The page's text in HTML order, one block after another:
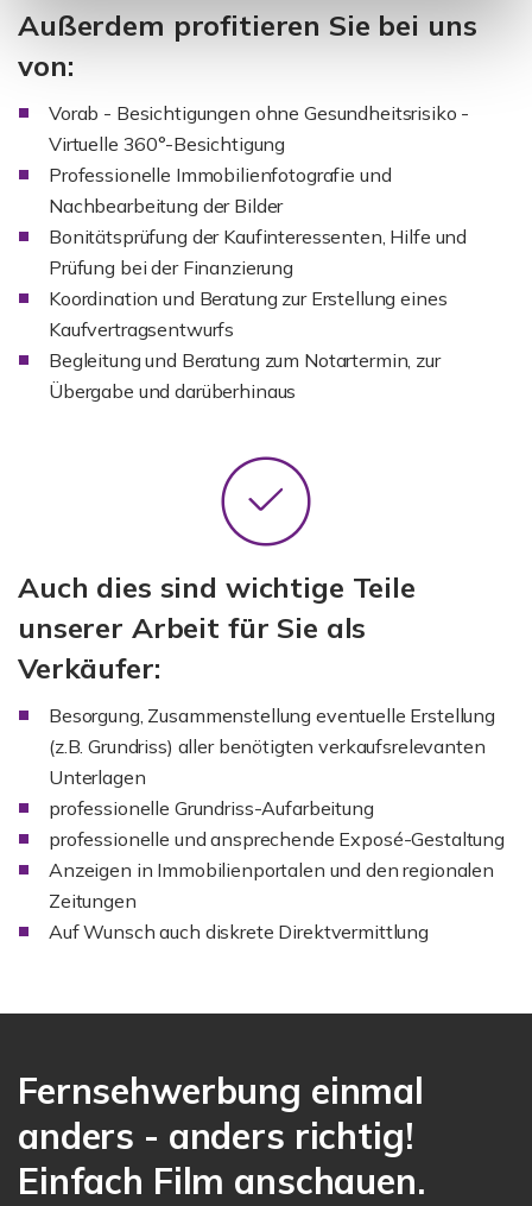
Außerdem profitieren Sie bei uns
von:
Vorab - Besichtigungen ohne Gesundheitsrisiko -
Virtuelle 360°-Besichtigung
Professionelle Immobilienfotografie und
Nachbearbeitung der Bilder
Bonitätsprüfung der Kaufinteressenten, Hilfe und
Prüfung bei der Finanzierung
Koordination und Beratung zur Erstellung eines
Kaufvertragsentwurfs
Begleitung und Beratung zum Notartermin, zur
Übergabe und darüberhinaus
Auch dies sind wichtige Teile
unserer Arbeit für Sie als
Verkäufer:
Besorgung, Zusammenstellung eventuelle Erstellung
(z.B. Grundriss) aller benötigten verkaufsrelevanten
Unterlagen
professionelle Grundriss-Aufarbeitung
professionelle und ansprechende Exposé-Gestaltung
Anzeigen in Immobilienportalen und den regionalen
Zeitungen
Auf Wunsch auch diskrete Direktvermittlung
Fernsehwerbung einmal
anders - anders richtig!
Einfach Film anschauen.